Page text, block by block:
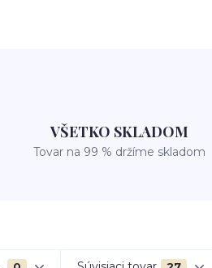
VŠETKO SKLADOM
Tovar na 99 % držíme skladom